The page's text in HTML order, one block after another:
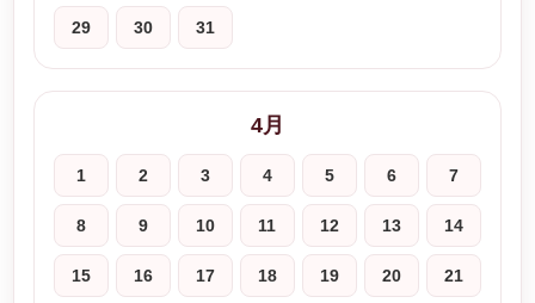
29 30 31
4月
1 2 3 4 5 6 7
8 9 10 11 12 13 14
15 16 17 18 19 20 21